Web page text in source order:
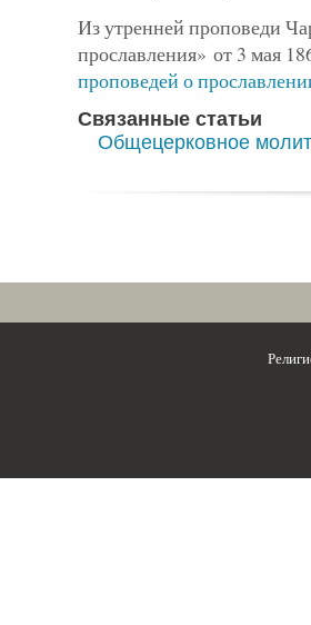
Из утренней проповеди
прославле­ния» от 3 мая
проповедей о
Связанные статьи
Общецерковное